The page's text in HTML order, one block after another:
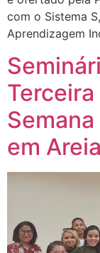
com o Sistema
Aprendizagem
em